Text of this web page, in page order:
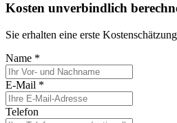
Kosten unverbindlich
Sie erhalten eine erste Kostenschätzung
Name *
E-Mail *
Telefon